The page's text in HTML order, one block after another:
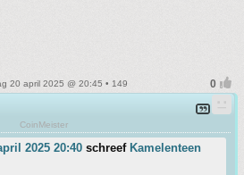
20 april 2025 @ 20:45 • 149
CoinMeister
2025 20:40 schreef Kamelenteen